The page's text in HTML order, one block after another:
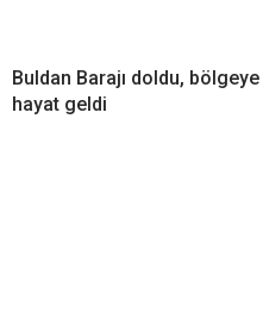
Buldan Barajı doldu, bölgeye
hayat geldi